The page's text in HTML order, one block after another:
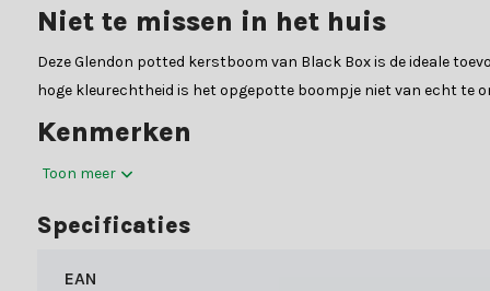
Niet te missen in het huis
Deze Glendon potted kerstboom van Black Box is de ideale
hoge kleurechtheid is het opgepotte boompje niet van echt te
Kenmerken
Door zijn hoogte van 90cm is dit boompje ideaal om te
Constructie
Toon meer
Specificaties
EAN